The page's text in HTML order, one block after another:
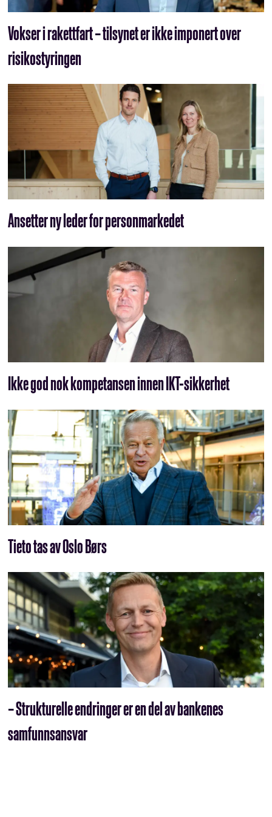
Vokser i rakettfart – tilsynet er ikke imponert over
risikostyringen
Ansetter ny leder for personmarkedet
Ikke god nok kompetansen innen IKT-sikkerhet
Tieto tas av Oslo Børs
– Strukturelle endringer er en del av bankenes
samfunnsansvar